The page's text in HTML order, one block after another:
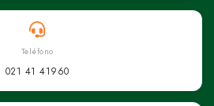
Teléfono
021 41 41960